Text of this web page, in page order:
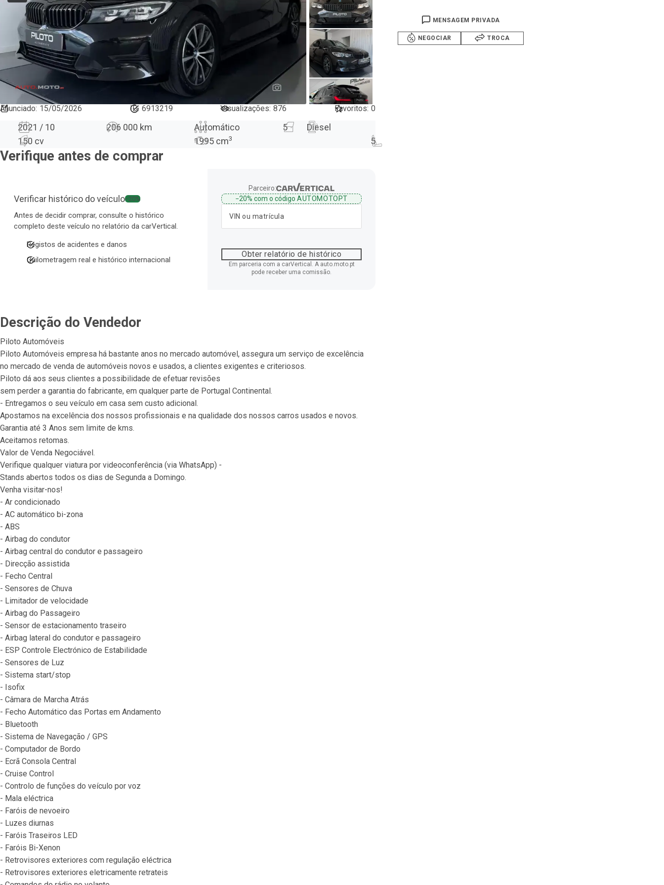
Anunciado: 15/05/2026 ID: 6913219 Visualizações: 876 Favoritos: 0
2021 / 10 206 000 km Automático 5
Diesel
150 cv
1995 cm3 5
Verifique antes de comprar
Verificar histórico do veículo−20%
Antes de decidir comprar, consulte o histórico
completo deste veículo no relatório da carVertical.
Registos de acidentes e danos
Quilometragem real e histórico internacional
Parceiro:
−20%com o código AUTOMOTOPT
Obter relatório de histórico
Em parceria com a carVertical. A auto.moto.pt
pode receber uma comissão.
Descrição do Vendedor
Piloto Automóveis
Piloto Automóveis empresa há bastante anos no mercado automóvel, assegura um serviço de excelência
no mercado de venda de automóveis novos e usados, a clientes exigentes e criteriosos.
Piloto dá aos seus clientes a possibilidade de efetuar revisões
sem perder a garantia do fabricante, em qualquer parte de Portugal Continental.
- Entregamos o seu veículo em casa sem custo adicional.
Apostamos na excelência dos nossos profissionais e na qualidade dos nossos carros usados e novos.
Garantia até 3 Anos sem limite de kms.
Aceitamos retomas.
Valor de Venda Negociável.
Verifique qualquer viatura por videoconferência (via WhatsApp) -
Stands abertos todos os dias de Segunda a Domingo.
Venha visitar-nos!
- Ar condicionado
- AC automático bi-zona
- ABS
- Airbag do condutor
- Airbag central do condutor e passageiro
- Direcção assistida
- Fecho Central
- Sensores de Chuva
- Limitador de velocidade
- Airbag do Passageiro
- Sensor de estacionamento traseiro
- Airbag lateral do condutor e passageiro
- ESP Controle Electrónico de Estabilidade
- Sensores de Luz
- Sistema start/stop
- Isofix
- Câmara de Marcha Atrás
- Fecho Automático das Portas em Andamento
- Bluetooth
- Sistema de Navegação / GPS
- Computador de Bordo
- Ecrã Consola Central
- Cruise Control
- Controlo de funções do veículo por voz
- Mala eléctrica
- Faróis de nevoeiro
- Luzes diurnas
- Faróis Traseiros LED
- Faróis Bi-Xenon
- Retrovisores exteriores com regulação eléctrica
- Retrovisores exteriores eletricamente retrateis
MENSAGEM PRIVADA
NEGOCIAR TROCA